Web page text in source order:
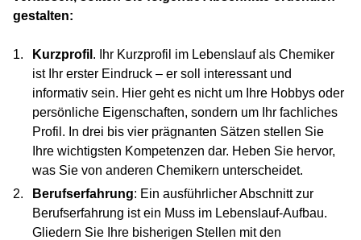
gestalten:
Kurzprofil . Ihr Kurzprofil im Lebenslauf als Chemiker
ist Ihr erster Eindruck – er soll interessant und
informativ sein. Hier geht es nicht um Ihre Hobbys oder
persönliche Eigenschaften, sondern um Ihr fachliches
Profil. In drei bis vier prägnanten Sätzen stellen Sie
Ihre wichtigsten Kompetenzen dar. Heben Sie hervor,
was Sie von anderen Chemikern unterscheidet.
Berufserfahrung: Ein ausführlicher Abschnitt zur
Berufserfahrung ist ein Muss im Lebenslauf-Aufbau.
Gliedern Sie Ihre bisherigen Stellen mit den